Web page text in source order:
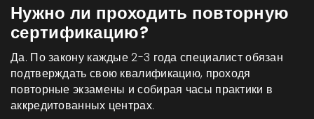
Нужно ли проходить повторную
сертификацию?
Да. По закону каждые 2-3 года специалист обязан
подтверждать свою квалификацию, проходя
повторные экзамены и собирая часы практики в
аккредитованных центрах.